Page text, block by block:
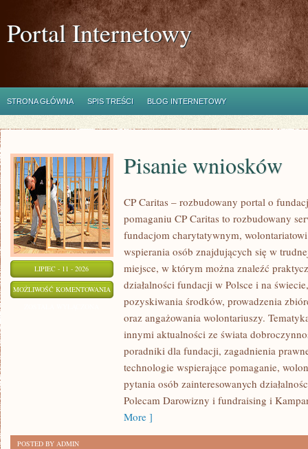
Portal Internetowy
STRONA GŁÓWNA SPIS TREŚCI BLOG INTERNETOWY
LIPIEC - 11 - 2026
MOŻLIWOŚĆ KOMENTOWANIA PISANIE
WNIOSKÓW
Pisanie wniosków
CP Caritas – rozbudowany portal o
pomaganiu CP Caritas to rozbudowany
fundacjom charytatywnym,
wspierania osób znajdujących się w
miejsce, w którym można znaleźć
działalności fundacji w Polsce i na
pozyskiwania środków, prowadzenia
oraz angażowania wolontariuszy.
innymi aktualności ze świata
poradniki dla fundacji, zagadnienia
technologie wspierające pomaganie,
pytania osób zainteresowanych
Polecam Darowizny i fundraising i
More ]
POSTED BY ADMIN